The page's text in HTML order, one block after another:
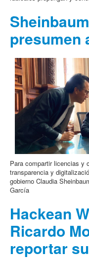
presumen
Para compartir licencias y
transparencia y
gobierno Claudia
García
Hackean
Ricardo
reportar